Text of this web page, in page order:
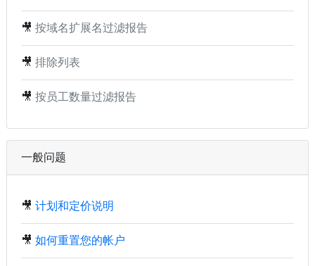
🎥 按域名扩展名过滤报告
🎥 排除列表
🎥 按员工数量过滤报告
一般问题
🎥 计划和定价说明
🎥 如何重置您的帐户